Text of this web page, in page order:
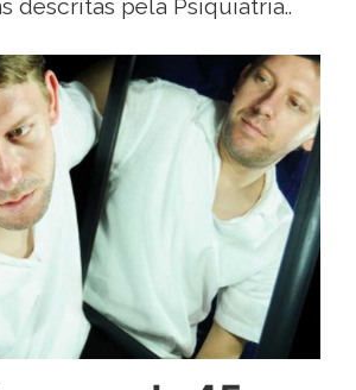
descritas pela Psiquiatria..